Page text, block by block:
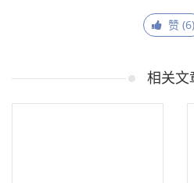
赞 (6)
相关文